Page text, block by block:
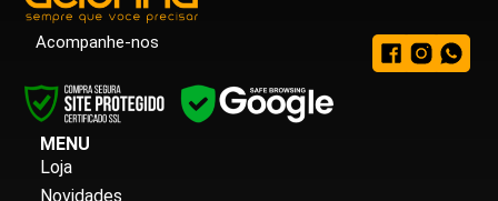
Acompanhe-nos
MENU
Loja
Novidades